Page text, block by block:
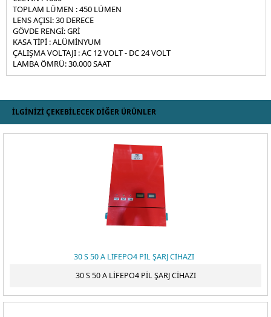
SDFSDF
LED BAHÇE ARMATÜRLERI
AVIZE KUMANDALARI
RGB KUMANDA VE REPEATER
12 VOLT - 24 VOLT WALLWASHER
LED AMPUL
12 VOLT - 24 VOLT LED AMPUL
SOLAR PANEL GÜNEŞ PANELLERI
TOPLAM LÜMEN : 450 LÜMEN
LENS AÇISI: 30 DERECE
GÖVDE RENGİ: GRİ
KASA TİPİ : ALÜMİNYUM
ÇALIŞMA VOLTAJI : AC 12 VOLT - DC 24 VOLT
LAMBA ÖMRÜ: 30.000 SAAT
İLGİNİZİ ÇEKEBİLECEK DİĞER ÜRÜNLER
30 S 50 A LİFEPO4 PİL ŞARJ CİHAZI
30 S 50 A LİFEPO4 PİL ŞARJ CİHAZI